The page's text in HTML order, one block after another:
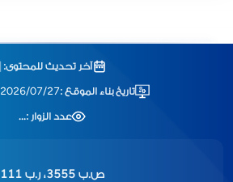
آخر تحديث للمحتوى:
تاريخ بناء الموقع :2026/07/27
عدد الزوار :...
ص.ب 3555، ر.ب 111